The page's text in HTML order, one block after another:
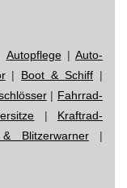
Autopflege| Auto-
| Boot & Schiff |
| Fahrrad-
| Kraftrad-
Blitzerwarner|